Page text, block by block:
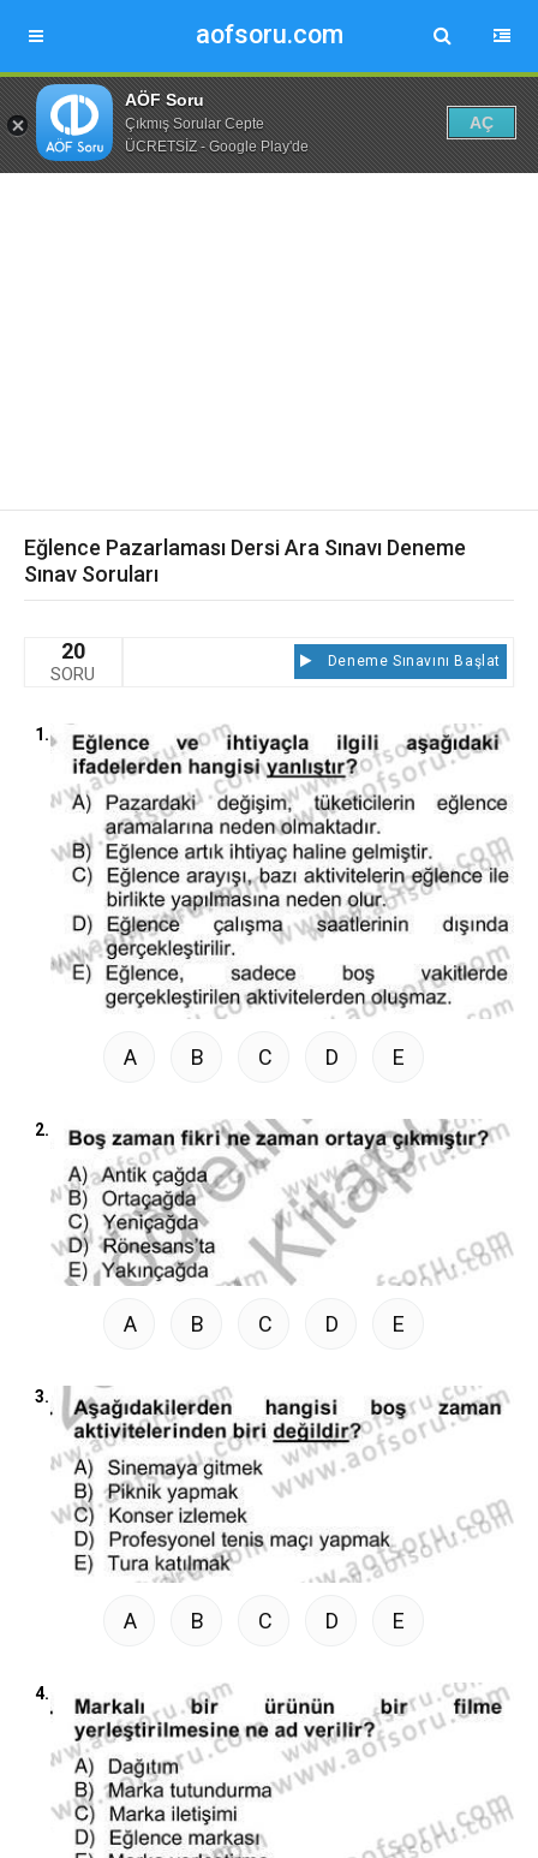
aofsoru.com
AÖF Soru
Çıkmış Sorular Cepte
ÜCRETSİZ - Google Play'de
AÇ
Eğlence Pazarlaması Dersi Ara Sınavı Deneme
Sınav Soruları
20
SORU
Deneme Sınavını Başlat
1.
A B C D E
2.
A B C D E
3.
A B C D E
4.